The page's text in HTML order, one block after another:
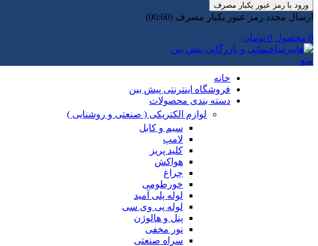
ورود با رمز عبور یکبار مصرف
ارسال مجدد رمز عبور یکبار مصرف (00:
60
)
0 محصول 0 تومان
منو
خانه
فروشگاه اینترنتی پیش بین
دسته بندی محصولات
لوازم الکتریکی ( صنعتی و روشنایی )
سیم و کابل
لامپ
کلید پریز
هواکش
چراغ
خورطومی
لوله پلی آمید
لوله پی وی سی
پنل و هالوژن
نور مخفی
سراه صنعتی